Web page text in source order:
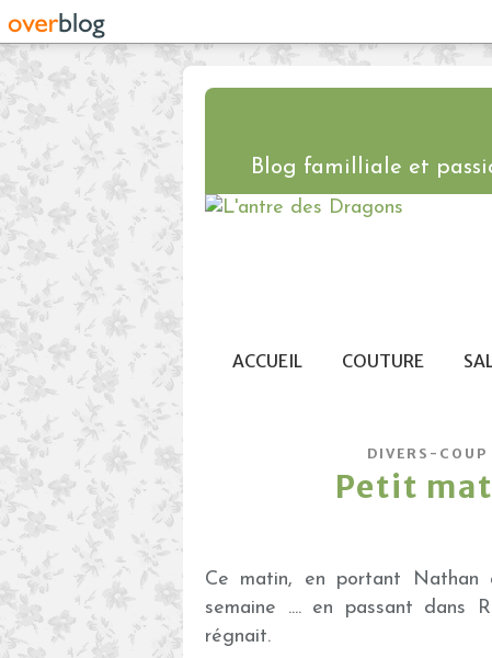
Blog familliale et
ACCUEIL COUTURE
DIVERS-COUP
Petit
Ce matin, en portant
semaine .... en passant dans
régnait.